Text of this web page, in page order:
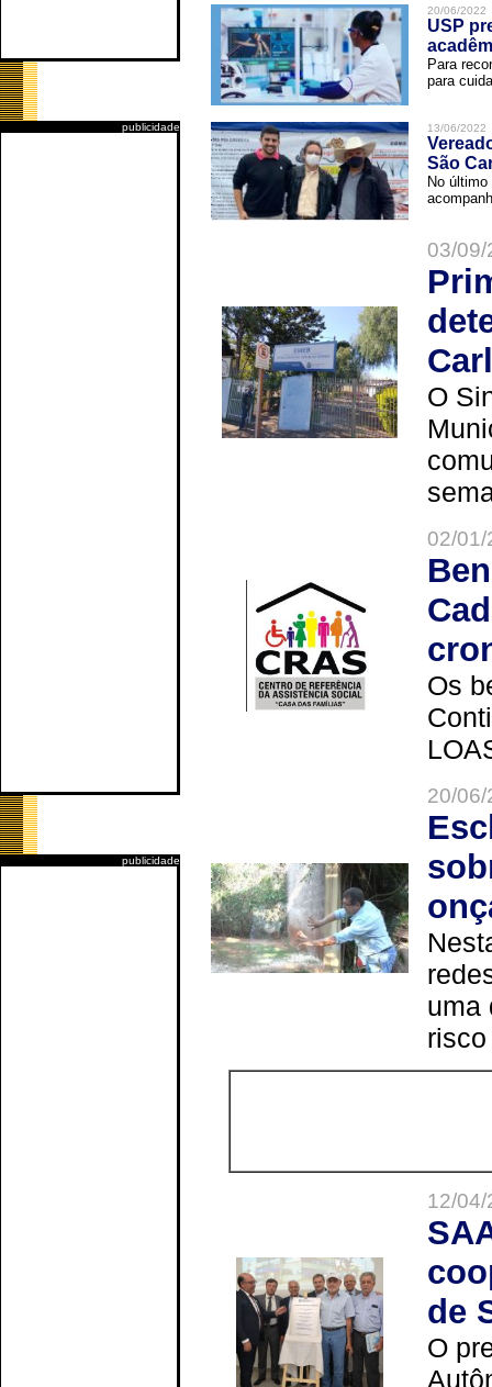
publicidade
publicidade
20/06/2022
USP
Para
para
13/06/2022
São
No
03/
O
02/
Os
20/
uma
12/
de
O